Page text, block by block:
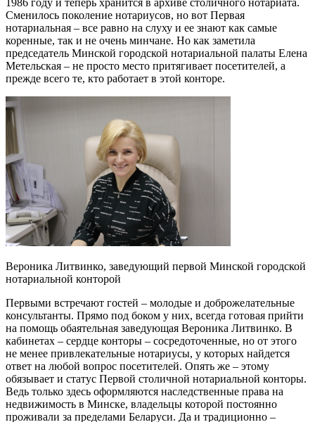
1986 году и теперь хранится в архиве столичного нотариата.
Сменилось поколение нотариусов, но вот Первая
нотариальная – все равно на слуху и ее знают как самые
коренные, так и не очень минчане. Но как заметила
председатель Минской городской нотариальной палаты Елена
Метельская – не просто место притягивает посетителей, а
прежде всего те, кто работает в этой конторе.
Вероника Литвинко, заведующий первой Минской городской
нотариальной конторой
Первыми встречают гостей – молодые и доброжелательные
консультанты. Прямо под боком у них, всегда готовая прийти
на помощь обаятельная заведующая Вероника Литвинко. В
кабинетах – сердце конторы – сосредоточенные, но от этого
не менее привлекательные нотариусы, у которых найдется
ответ на любой вопрос посетителей. Опять же – этому
обязывает и статус Первой столичной нотариальной конторы.
Ведь только здесь оформляются наследственные права на
недвижимость в Минске, владельцы которой постоянно
проживали за пределами Беларуси. Да и традиционно –